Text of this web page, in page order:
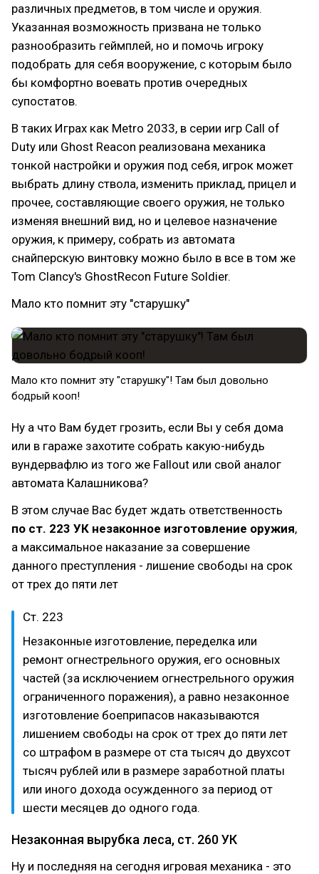
различных предметов, в том числе и оружия.
Указанная возможность призвана не только
разнообразить геймплей, но и помочь игроку
подобрать для себя вооружение, с которым было
бы комфортно воевать против очередных
супостатов.
В таких Играх как Metro 2033, в серии игр Call of
Duty или Ghost Reacon реализована механика
тонкой настройки и оружия под себя, игрок может
выбрать длину ствола, изменить приклад, прицел и
прочее, составляющие своего оружия, не только
изменяя внешний вид, но и целевое назначение
оружия, к примеру, собрать из автомата
снайперскую винтовку можно было в все в том же
Tom Clancy's GhostRecon Future Soldier.
Мало кто помнит эту "старушку"
Мало кто помнит эту "старушку"! Там был довольно
бодрый кооп!
Ну а что Вам будет грозить, если Вы у себя дома
или в гараже захотите собрать какую-нибудь
вундервафлю из того же Fallout или свой аналог
автомата Калашникова?
В этом случае Вас будет ждать ответственность
по ст. 223 УК незаконное изготовление оружия,
а максимальное наказание за совершение
данного преступления - лишение свободы на срок
от трех до пяти лет
Ст. 223
Незаконные изготовление, переделка или
ремонт огнестрельного оружия, его основных
частей (за исключением огнестрельного оружия
ограниченного поражения), а равно незаконное
изготовление боеприпасов наказываются
лишением свободы на срок от трех до пяти лет
со штрафом в размере от ста тысяч до двухсот
тысяч рублей или в размере заработной платы
или иного дохода осужденного за период от
шести месяцев до одного года.
Незаконная вырубка леса, ст. 260 УК
Ну и последняя на сегодня игровая механика - это